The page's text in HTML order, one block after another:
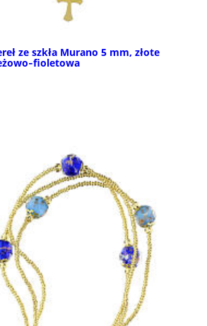
ze szkła Murano 5 mm, złote